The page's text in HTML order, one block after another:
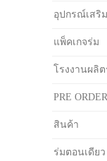
อุปกรณ์เสริม
แพ็คเกจร่ม
โรงงานผลิ
PRE ORDER
สินค้า
ร่มตอนเดียว